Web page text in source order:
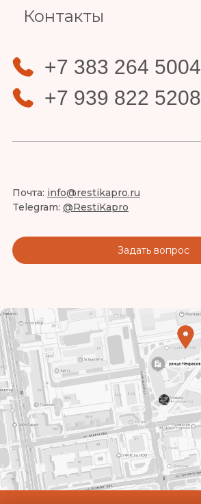
Контакты
+7 383 264 5004
+7 939 822 5208
Почта: info@restikapro.ru
Telegram: @RestiKapro
Задать вопрос